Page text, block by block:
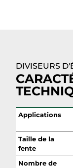
DIVISEURS
Applications
Taille de la
fente
Nombre de